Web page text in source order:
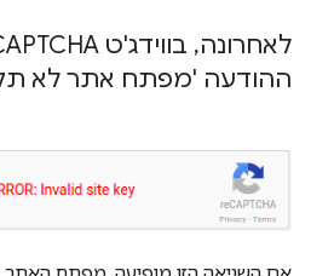
לאחרונה, בווידג'ט re
ההודעה 'מפתח אתר לא